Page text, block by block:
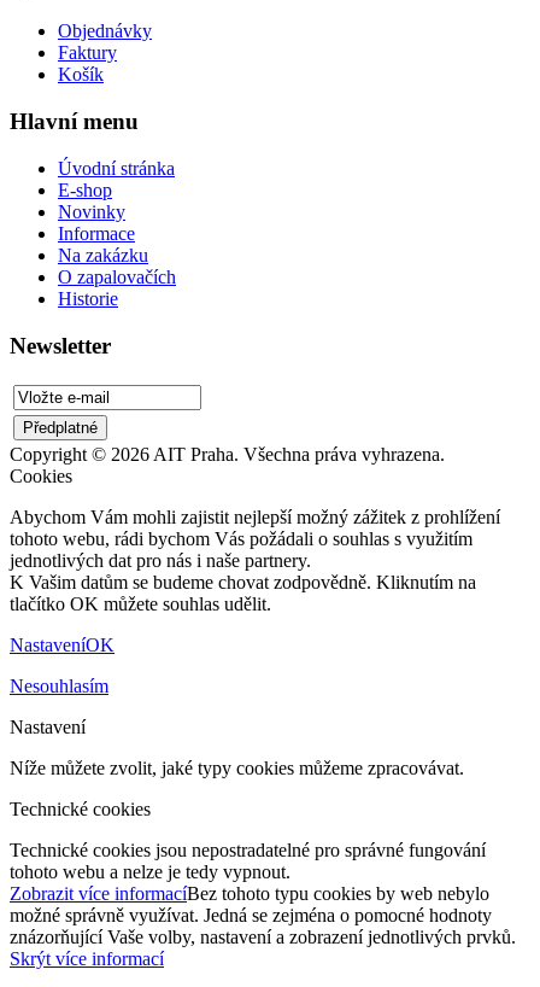
Objednávky
Faktury
Košík
Hlavní menu
Úvodní stránka
E-shop
Novinky
Informace
Na zakázku
O zapalovačích
Historie
Newsletter
Copyright © 2026 AIT Praha. Všechna práva vyhrazena.
Cookies
Abychom Vám mohli zajistit nejlepší možný zážitek z prohlížení
tohoto webu, rádi bychom Vás požádali o souhlas s využitím
jednotlivých dat pro nás i naše partnery.
K Vašim datům se budeme chovat zodpovědně. Kliknutím na
tlačítko OK můžete souhlas udělit.
NastaveníOK
Nesouhlasím
Nastavení
Níže můžete zvolit, jaké typy cookies můžeme zpracovávat.
Technické cookies
Technické cookies jsou nepostradatelné pro správné fungování
tohoto webu a nelze je tedy vypnout.
Zobrazit více informacíBez tohoto typu cookies by web nebylo
možné správně využívat. Jedná se zejména o pomocné hodnoty
znázorňující Vaše volby, nastavení a zobrazení jednotlivých prvků.
Skrýt více informací